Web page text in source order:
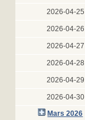
2026-04-25
2026-04-26
2026-04-27
2026-04-28
2026-04-29
2026-04-30
Mars 2026